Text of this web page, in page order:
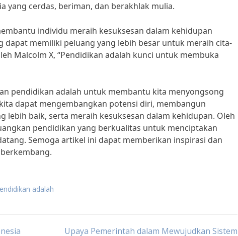
yang cerdas, beriman, dan berakhlak mulia.
individu meraih kesuksesan dalam kehidupan
dapat memiliki peluang yang lebih besar untuk meraih cita-
Malcolm X, “Pendidikan adalah kunci untuk membuka
pendidikan adalah untuk membantu kita menyongsong
dapat mengembangkan potensi diri, membangun
lebih baik, serta meraih kesuksesan dalam kehidupan. Oleh
pendidikan yang berkualitas untuk menciptakan
Semoga artikel ini dapat memberikan inspirasi dan
adalah
Upaya Pemerintah dalam Mewujudkan Sistem